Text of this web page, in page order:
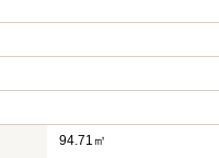
94.71㎡